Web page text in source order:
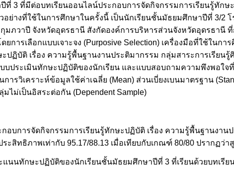
ที่ 3 ที่มีต่อบทเรียนออนไลน์ประกอบการจัดกิจกรรมการเรียนรู้ทัก
อย่างที่ใช้ในการศึกษาในครั้งนี้ เป็นนักเรียนชั้นมัธยมศึกษาปีที่ 3/2
มภวาปี จังหวัดอุดรธานี สังกัดองค์การบริหารส่วนจังหวัดอุดรธานี
ยการเลือกแบบเจาะจง (Purposive Selection) เครื่องมือที่ใช้ในก
ปฏิบัติ เรื่อง ความรู้พื้นฐานงานประติมากรรม กลุ่มสาระการเรียน
บประเมินทักษะปฏิบัติของนักเรียน และแบบสอบถามความพึงพอใจ
ารวิเคราะห์ข้อมูลใช้ค่าเฉลี่ย (Mean) ส่วนเบี่ยงเบนมาตรฐาน
ไม่เป็นอิสระต่อกัน (Dependent Sample)
อบการจัดกิจกรรมการเรียนรู้ทักษะปฏิบัติ เรื่อง ความรู้พื้นฐานงา
ะสิทธิภาพเท่ากับ 95.17/88.13 เมื่อเทียบกับเกณฑ์ 80/80 ปรากฏว่
ะแนนทักษะปฏิบัติของนักเรียนชั้นมัธยมศึกษาปีที่ 3 ที่เรียนด้วยบทเรี